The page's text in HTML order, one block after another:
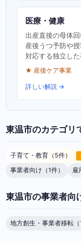
医療・健康
出産直後の母体
産後うつ予防や
対応する独立し
★ 産後ケア事業
詳しい解説 →
東温市のカテゴリ
子育て・教育（5件）
事業者向け（1件） 雇
東温市の事業者向
地方創生・事業者移転（